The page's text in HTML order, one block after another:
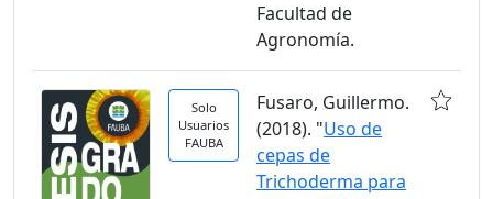
Facultad de
Agronomía.
Solo
Usuarios
FAUBA
Fusaro, Guillermo.
(2018). "Uso de
cepas de
Trichoderma para